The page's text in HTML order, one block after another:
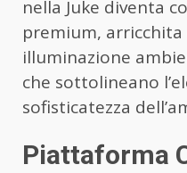
nella Juke diventa
premium, arricchita
illuminazione
che sottolineano
sofisticatezza
Piattaforma